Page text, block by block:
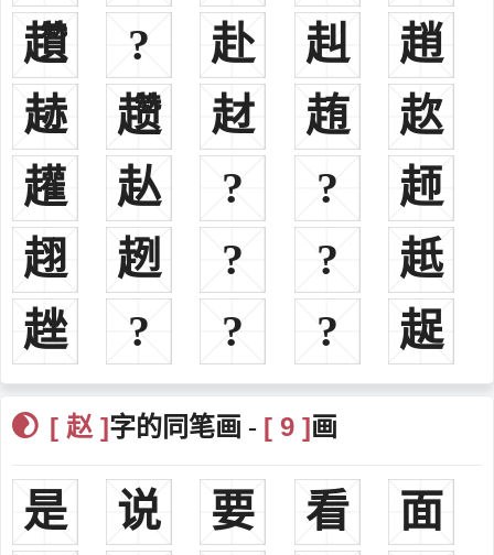
“琴鹤堂”：宋朝时殿中侍御史赵忭是个清廉爱民的好官，人称“铁
面御史”。他当成都知府的时候，一清如水。他看到人民安居乐业，就
污；用鹤头上的红色勉励自己赤心为国。他穷得什么东西都没有，只
有一琴一鹤。赵氏还以“天水”、“孝思”、“谷治”、“萃涣”等为堂号。
“半部堂”：五代后周时，赵普助赵匡胤发动“陈桥兵变”建立宋
朝。宋太祖赵匡胤于是封赵普为宰相。他又提出了“杯酒释兵权”的方
法削减了地方武装，巩固了中央集权，想方设法，把天下治理得很
好。宋太祖就问：“爱卿！你怎样把国家治得这么好的？”赵普回答
箱，果真什么宝贝也没有，只有他活着的时候常读的一部《论语》。
此外还有孝思堂、萃涣堂、爱日堂、顺和堂、忠恕堂、明宗堂、
堂、著存堂、怀永堂、嘉会堂、清献堂、棣华堂、崇礼堂、文贤堂、
沐思堂、谷诒堂、衍庆堂、双砚堂、敬彝堂、成文堂、永厚堂、忠恕
堂号。
一、
(趙)zhào
趲
? 赴 赳
趙
䞰
趱 䞗 䞥
赼
䟒
龪 ? ?
䞙
趐
趔 ? ?
赿
趖
? ? ? 趗
[ 赵 ]字的同笔画 - [ 9 ]画
是 说 要 看
面